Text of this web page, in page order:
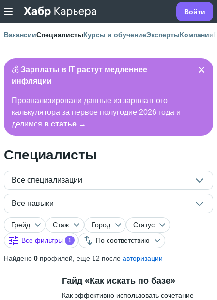
Войти
ВакансииСпециалистыКурсы и обучениеЭкспертыКомпании
💰 Зарплаты в IT растут медленнее
инфляции
Проанализировали данные из зарплатного
калькулятора за первое полугодие 2026 года и
делимся в статье →
Специалисты
Все специализации
Все навыки
Грейд Стаж Город
Статус
Все фильтры
1 По соответствию
Найдено 0 профилей, еще 12 после авторизации
Гайд «Как искать по базе»
Как эффективно использовать сочетание